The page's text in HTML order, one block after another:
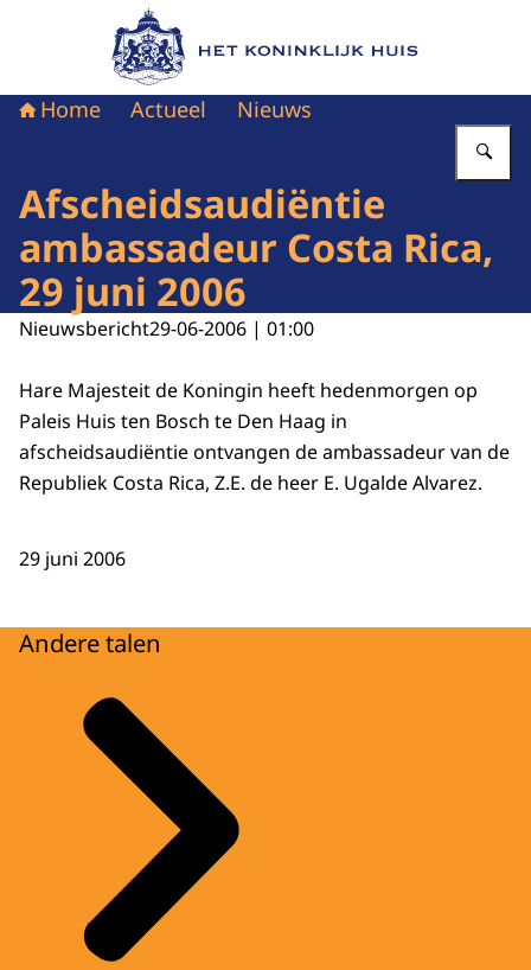
Naar de homepage van Het Koninklijk Huis
Home Actueel Nieuws
Afscheidsaudiëntie
ambassadeur Costa Rica,
29 juni 2006
Nieuwsbericht29-06-2006 | 01:00
Hare Majesteit de Koningin heeft hedenmorgen op
Paleis Huis ten Bosch te Den Haag in
afscheidsaudiëntie ontvangen de ambassadeur van de
Republiek Costa Rica, Z.E. de heer E. Ugalde Alvarez.
29 juni 2006
Andere talen